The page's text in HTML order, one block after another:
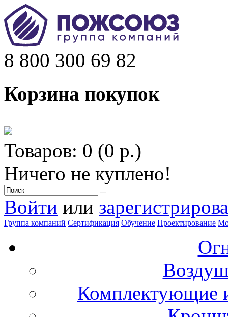
8 800 300 69 82
Корзина покупок
Товаров: 0 (0 р.)
Ничего не куплено!
Войти или
Группа компаний Сертификация Обучение Проектирование
Комплектующие